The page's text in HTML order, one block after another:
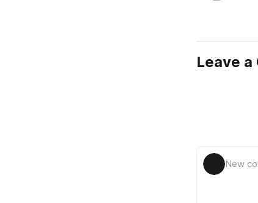
Leave a